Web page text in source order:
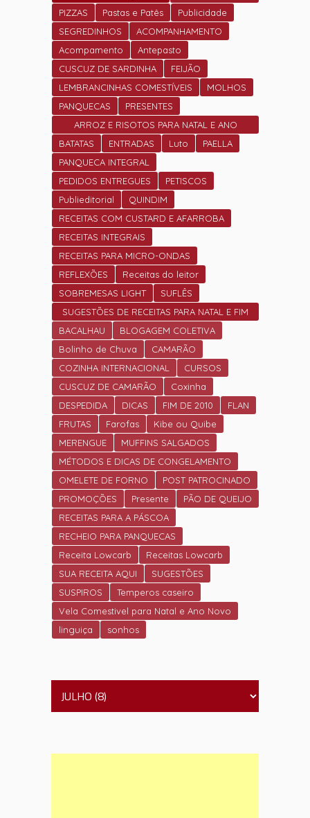
PIZZAS
Pastas e Patês
Publicidade
SEGREDINHOS
ACOMPANHAMENTO
Acompamento
Antepasto
CUSCUZ DE SARDINHA
FEIJÃO
LEMBRANCINHAS COMESTÍVEIS
MOLHOS
PANQUECAS
PRESENTES
ARROZ E RISOTOS PARA NATAL E ANO
NOVO
BATATAS ENTRADAS Luto
PAELLA
PANQUECA INTEGRAL
PEDIDOS ENTREGUES
PETISCOS
Publieditorial
QUINDIM
RECEITAS COM CUSTARD E AFARROBA
RECEITAS INTEGRAIS
RECEITAS PARA MICRO-ONDAS
REFLEXÕES
Receitas do leitor
SOBREMESAS LIGHT
SUFLÊS
SUGESTÕES DE RECEITAS PARA NATAL E FIM
DE ANO.
BACALHAU
BLOGAGEM COLETIVA
Bolinho de Chuva
CAMARÃO
COZINHA INTERNACIONAL
CURSOS
CUSCUZ DE CAMARÃO
Coxinha
DESPEDIDA
DICAS FIM DE 2010
FLAN
FRUTAS
Farofas
Kibe ou Quibe
MERENGUE
MUFFINS SALGADOS
MÉTODOS E DICAS DE CONGELAMENTO
OMELETE DE FORNO
POST PATROCINADO
PROMOÇÕES
Presente
PÃO DE QUEIJO
RECEITAS PARA A PÁSCOA
RECHEIO PARA PANQUECAS
Receita Lowcarb
Receitas Lowcarb
SUA RECEITA AQUI
SUGESTÕES
SUSPIROS
Temperos caseiro
Vela Comestivel para Natal e Ano Novo
linguiça
sonhos